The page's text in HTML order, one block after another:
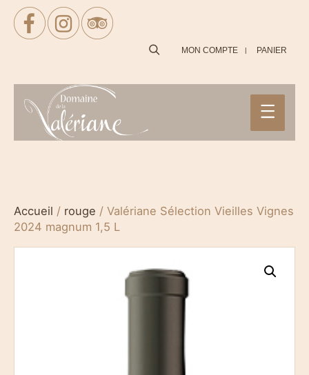
SEARCHMON COMPTE PANIER
Main
Menu
Accueil / rouge / Valériane Sélection Vieilles Vignes
2024 magnum 1,5 L